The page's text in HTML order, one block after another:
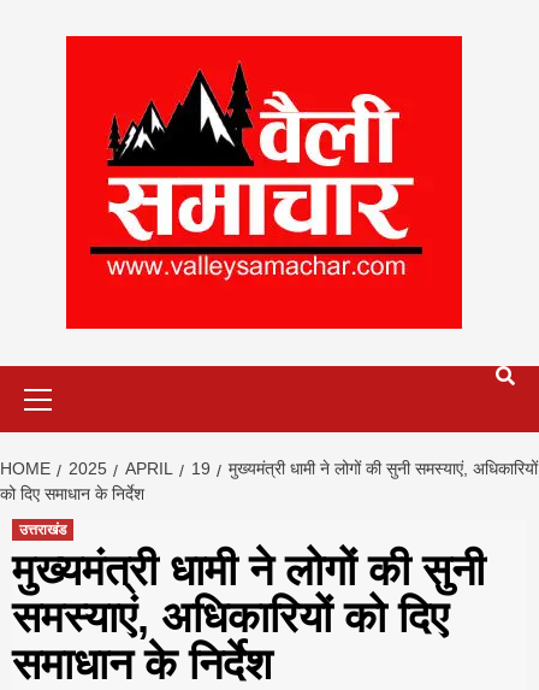
HOME 2025 APRIL 19
मुख्यमंत्री धामी ने लोगों की सुनी समस्याएं, अधिकारियों
को दिए समाधान के निर्देश
उत्तराखंड
मुख्यमंत्री धामी ने लोगों की सुनी
समस्याएं, अधिकारियों को दिए
समाधान के निर्देश